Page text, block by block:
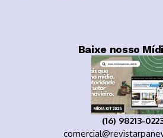
Baixe nosso
(16) 98213-